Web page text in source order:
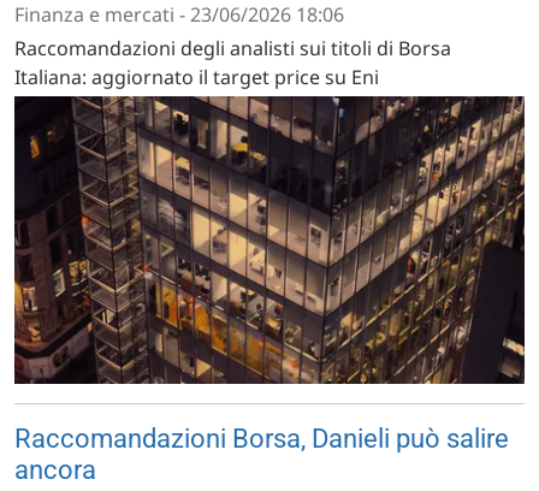
Finanza e mercati - 23/06/2026 18:06
Raccomandazioni degli analisti sui titoli di Borsa
Italiana: aggiornato il target price su Eni
Raccomandazioni Borsa, Danieli può salire
ancora